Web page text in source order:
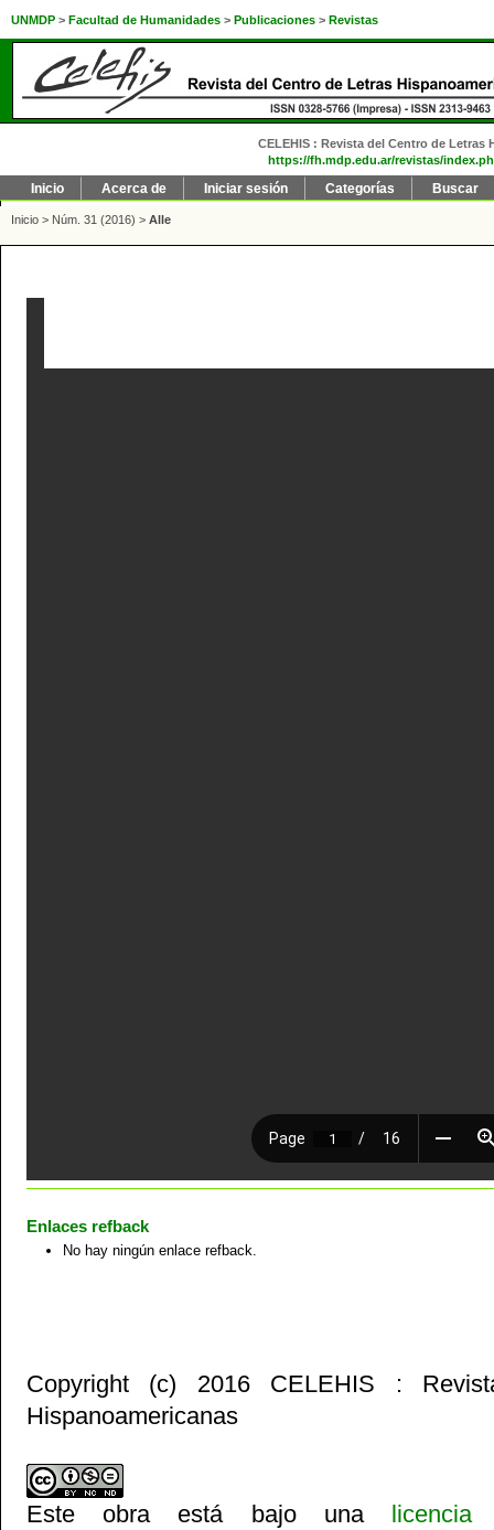
UNMDP > Facultad de Humanidades > Publicaciones > Revistas
CELEHIS : Revista del Centro de
https://fh.mdp.edu.ar/revistas/
Inicio Acerca de Iniciar sesión Categorías Buscar
Inicio > Núm. 31 (2016) > Alle
Enlaces refback
No hay ningún enlace refback.
Copyright (c) 2016 CELEHIS :
Hispanoamericanas
Este obra está bajo una